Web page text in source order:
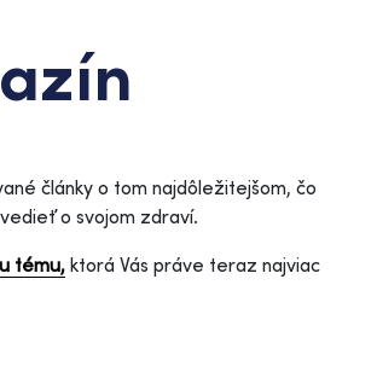
články o tom najdôležitejšom, čo
o svojom zdraví.
tému, ktorá Vás práve teraz najviac